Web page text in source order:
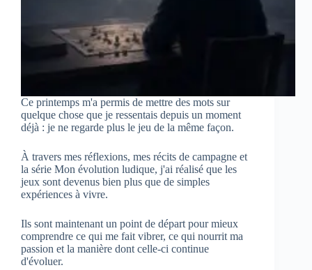
Ce printemps m'a permis de mettre des mots sur
quelque chose que je ressentais depuis un moment
déjà : je ne regarde plus le jeu de la même façon.
À travers mes réflexions, mes récits de campagne et
la série Mon évolution ludique, j'ai réalisé que les
jeux sont devenus bien plus que de simples
expériences à vivre.
Ils sont maintenant un point de départ pour mieux
comprendre ce qui me fait vibrer, ce qui nourrit ma
passion et la manière dont celle-ci continue
d'évoluer.